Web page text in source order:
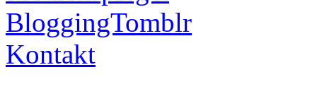
BloggingTomblr
Kontakt